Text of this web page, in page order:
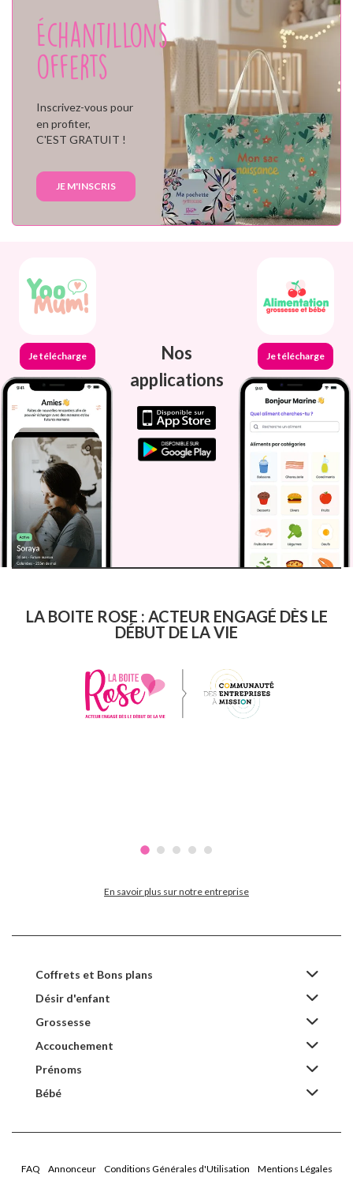
Échantillons
offerts
Inscrivez-vous pour
en profiter,
C'EST GRATUIT !
JE M'INSCRIS
Je télécharge
Nos
applications
Je télécharge
LA BOITE ROSE : ACTEUR ENGAGÉ DÈS LE
DÉBUT DE LA VIE
En savoir plus sur notre entreprise
Coffrets et Bons plans
Désir d'enfant
Grossesse
Accouchement
Prénoms
Bébé
FAQ Annonceur Conditions Générales d'Utilisation Mentions Légales